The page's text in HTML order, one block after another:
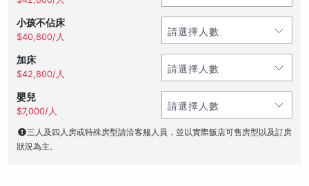
小孩不佔床
$40,800/人
加床
$42,800/人
嬰兒
$7,000/人
三人及四人房或特殊房型請洽客服人員，並以實際飯店可售房型以及訂房
狀況為主。